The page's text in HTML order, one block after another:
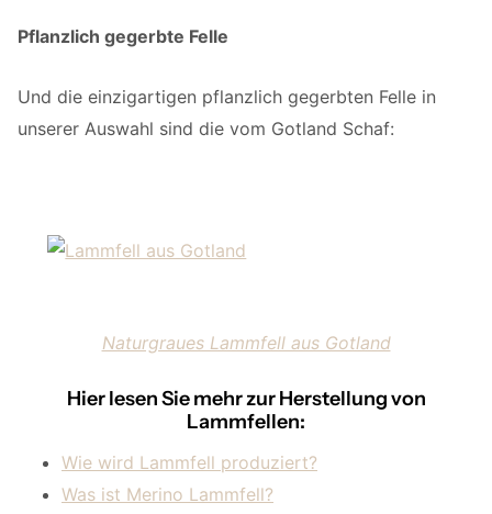
Pflanzlich gegerbte Felle
Und die einzigartigen pflanzlich gegerbten Felle in
unserer Auswahl sind die vom Gotland Schaf:
Naturgraues Lammfell aus Gotland
Hier lesen Sie mehr zur Herstellung von
Lammfellen:
Wie wird Lammfell produziert?
Was ist Merino Lammfell?